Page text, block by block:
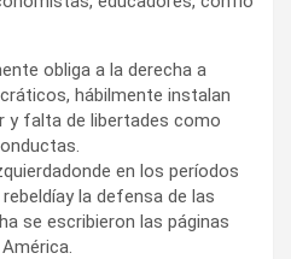
obliga a la derecha a
hábilmente instalan
y falta de libertades como
en los períodos
la defensa de las
se escribieron las páginas